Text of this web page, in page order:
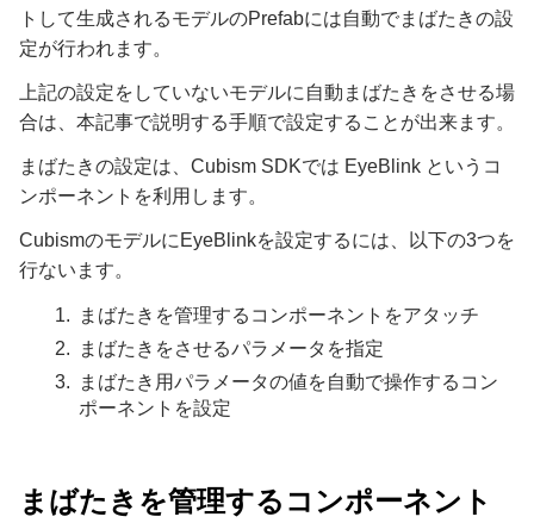
トして生成されるモデルのPrefabには自動でまばたきの設
定が行われます。
上記の設定をしていないモデルに自動まばたきをさせる場
合は、本記事で説明する手順で設定することが出来ます。
まばたきの設定は、Cubism SDKでは EyeBlink というコ
ンポーネントを利用します。
CubismのモデルにEyeBlinkを設定するには、以下の3つを
行ないます。
まばたきを管理するコンポーネントをアタッチ
まばたきをさせるパラメータを指定
まばたき用パラメータの値を自動で操作するコン
ポーネントを設定
まばたきを管理するコンポーネント